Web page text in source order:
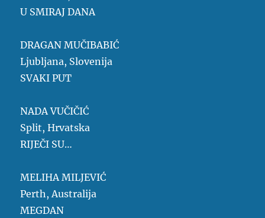
U SMIRAJ DANA
DRAGAN MUČIBABIĆ
Ljubljana, Slovenija
SVAKI PUT
NADA VUČIČIĆ
Split, Hrvatska
RIJEČI SU…
MELIHA MILJEVIĆ
Perth, Australija
MEGDAN